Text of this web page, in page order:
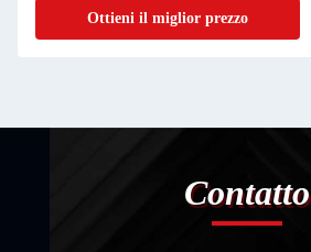
Ottieni il miglior prezzo
Contatto